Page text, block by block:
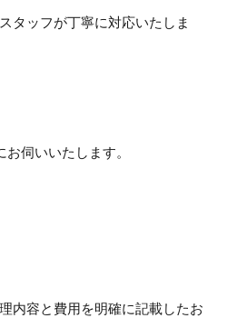
タッフが丁寧に対応いたしま
伺いいたします。
内容と費用を明確に記載したお